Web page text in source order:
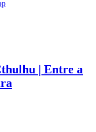
| Entre a